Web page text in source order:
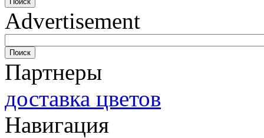
Advertisement
Партнеры
доставка цветов
Навигация